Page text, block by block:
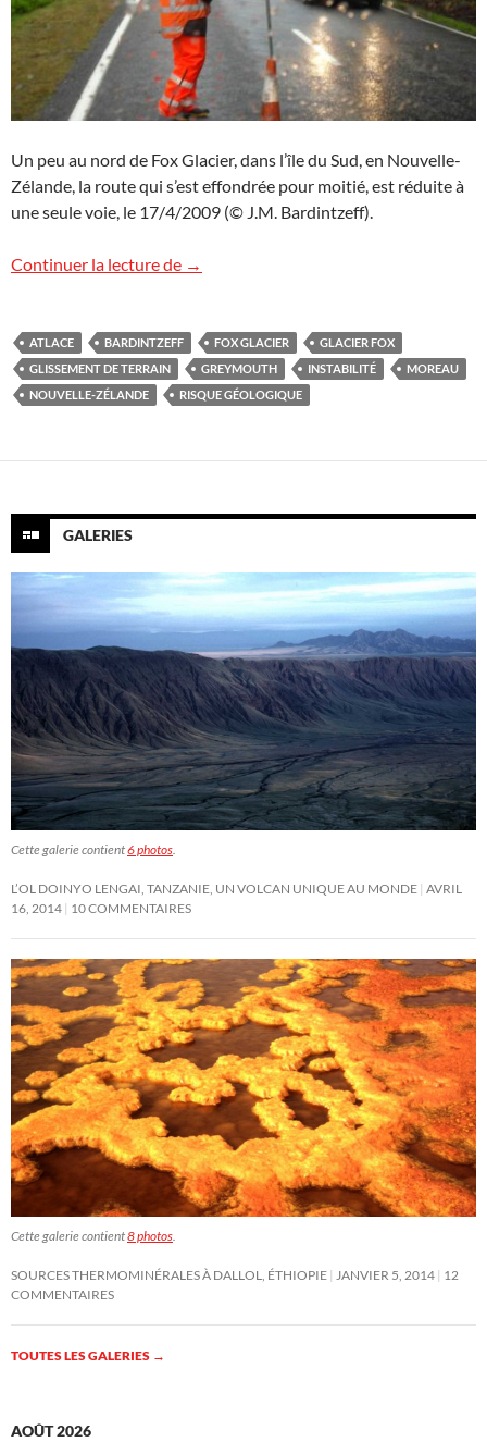
Un peu au nord de Fox Glacier, dans l’île du Sud, en Nouvelle-
Zélande, la route qui s’est effondrée pour moitié, est réduite à
une seule voie, le 17/4/2009 (© J.M. Bardintzeff).
Continuer la lecture de Glissement de terrain en Nouvelle-
→
ATLACE BARDINTZEFF FOX GLACIER
GLACIER FOX
GLISSEMENT DE TERRAIN
GREYMOUTH INSTABILITÉ
MOREAU
NOUVELLE-ZÉLANDE
RISQUE GÉOLOGIQUE
GALERIES
Cette galerie contient6 photos.
L’OL DOINYO LENGAI, TANZANIE, UN VOLCAN UNIQUE AU MONDE AVRIL
16, 2014 10 COMMENTAIRES
Cette galerie contient8 photos.
SOURCES THERMOMINÉRALES À DALLOL, ÉTHIOPIE JANVIER 5, 2014 12
COMMENTAIRES
TOUTES LES GALERIES →
AOÛT 2026